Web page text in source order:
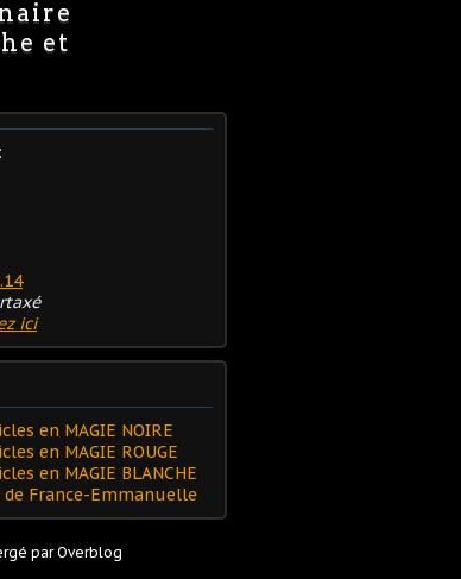
et
ici
en MAGIE NOIRE
en MAGIE ROUGE
en MAGIE BLANCHE
France-Emmanuelle
parOverblog